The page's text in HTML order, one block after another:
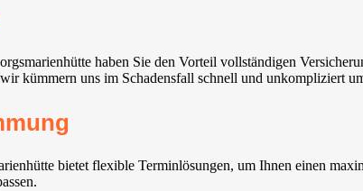
haben Sie den Vorteil vollständigen
kümmern uns im Schadensfall schnell und unkompliziert
bietet flexible Terminlösungen, um Ihnen einen